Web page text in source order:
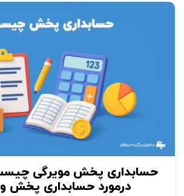
حسابداری پخش مویرگی
درمورد حسابداری پخش